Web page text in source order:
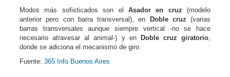
Modos más sofisticados son el Asador en cruz (modelo
anterior pero con barra transversal), en
Doble cruz (varias
barras transversales aunque siempre vertical -no se hace
necesario atravesar al animal-) y en
Doble cruz giratorio,
donde se adiciona el mecanismo de giro.
Fuente: 365 Info Buenos Aires